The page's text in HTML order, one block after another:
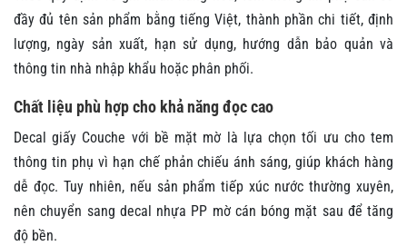
đầy đủ tên sản phẩm bằng tiếng Việt, thành phần chi tiết, định
lượng, ngày sản xuất, hạn sử dụng, hướng dẫn bảo quản và
thông tin nhà nhập khẩu hoặc phân phối.
Chất liệu phù hợp cho khả năng đọc cao
Decal giấy Couche với bề mặt mờ là lựa chọn tối ưu cho tem
thông tin phụ vì hạn chế phản chiếu ánh sáng, giúp khách hàng
dễ đọc. Tuy nhiên, nếu sản phẩm tiếp xúc nước thường xuyên,
nên chuyển sang decal nhựa PP mờ cán bóng mặt sau để tăng
độ bền.